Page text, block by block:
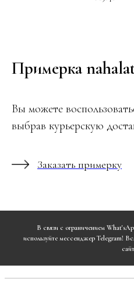
Примерка
Вы можете
выбрав курьерскую
Заказать примерку
В связи с ограничением
используйте мессенджер Telegram!